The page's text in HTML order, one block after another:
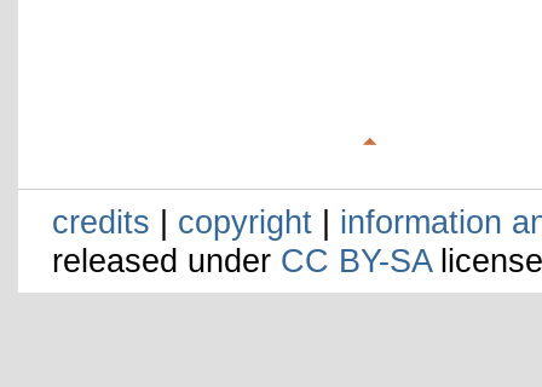
credits | copyright | information
released under CC BY-SA